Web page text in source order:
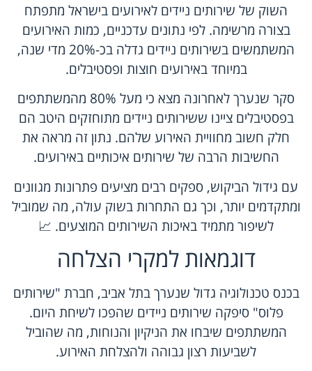
השוק של שירותים ניידים לאירועים בישראל מתפתח
בצורה מרשימה. לפי נתונים עדכניים, כמות האירועים
המשתמשים בשירותים ניידים גדלה בכ-20% מדי שנה,
במיוחד באירועים חוצות ופסטיבלים.
סקר שנערך לאחרונה מצא כי מעל 80% מהמשתתפים
בפסטיבלים ציינו ששירותים ניידים מתוחזקים היטב הם
חלק חשוב מחוויית האירוע שלהם. נתון זה מראה את
החשיבות הרבה של שירותים איכותיים באירועים.
עם גידול הביקוש, ספקים רבים מציעים פתרונות מגוונים
ומתקדמים יותר, וכך גם התחרות בשוק עולה, מה שמוביל
לשיפור מתמיד באיכות השירותים המוצעים. 📈
דוגמאות למקרי הצלחה
בכנס טכנולוגיה גדול שנערך בתל אביב, חברת "שירותים
פלוס" סיפקה שירותים ניידים שהפכו לשיחת היום.
המשתתפים שיבחו את הניקיון והנוחות, מה שהוביל
לשביעות רצון גבוהה ולהצלחת האירוע.